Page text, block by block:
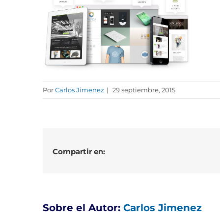
PorCarlos Jimenez | 29 septiembre, 2015
Compartir en:
Sobre el Autor: Carlos Jimenez